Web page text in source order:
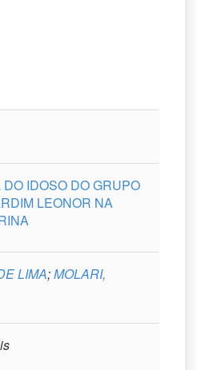
IDOSO DO GRUPO
LEONOR NA
LIMA;MOLARI,